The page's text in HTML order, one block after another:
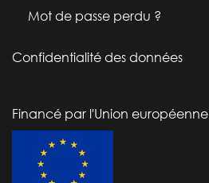
Mot de passe perdu ?
Confidentialité des données
Financé par l'Union européenne